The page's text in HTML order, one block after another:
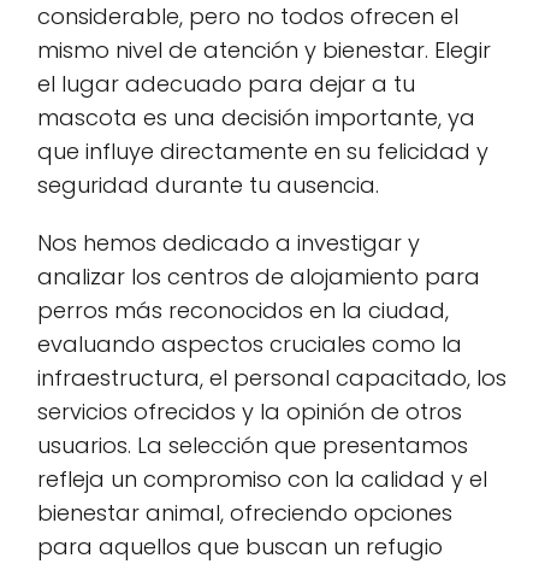
considerable, pero no todos ofrecen el
mismo nivel de atención y bienestar. Elegir
el lugar adecuado para dejar a tu
mascota es una decisión importante, ya
que influye directamente en su felicidad y
seguridad durante tu ausencia.
Nos hemos dedicado a investigar y
analizar los centros de alojamiento para
perros más reconocidos en la ciudad,
evaluando aspectos cruciales como la
infraestructura, el personal capacitado, los
servicios ofrecidos y la opinión de otros
usuarios. La selección que presentamos
refleja un compromiso con la calidad y el
bienestar animal, ofreciendo opciones
para aquellos que buscan un refugio